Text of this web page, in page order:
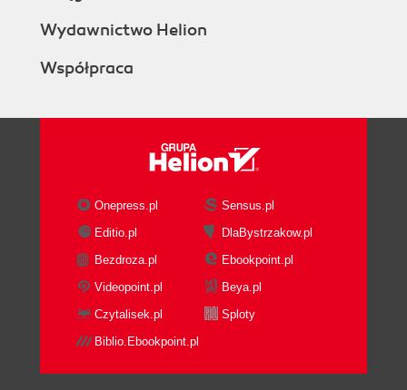
Wydawnictwo Helion
Współpraca
Onepress.pl
Sensus.pl
Editio.pl
DlaBystrzakow.pl
Bezdroza.pl
Ebookpoint.pl
Videopoint.pl
Beya.pl
Czytalisek.pl
Sploty
Biblio.Ebookpoint.pl